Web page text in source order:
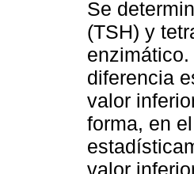
Se
(TSH) y
diferencia
valor
forma, en
valor